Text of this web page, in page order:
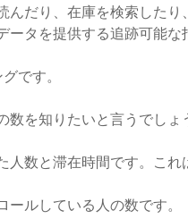
だり、在庫を検索した
タを提供する追跡可能な
です。
を知りたいと言うでしょ
数と滞在時間です。これ
ルしている人の数です。